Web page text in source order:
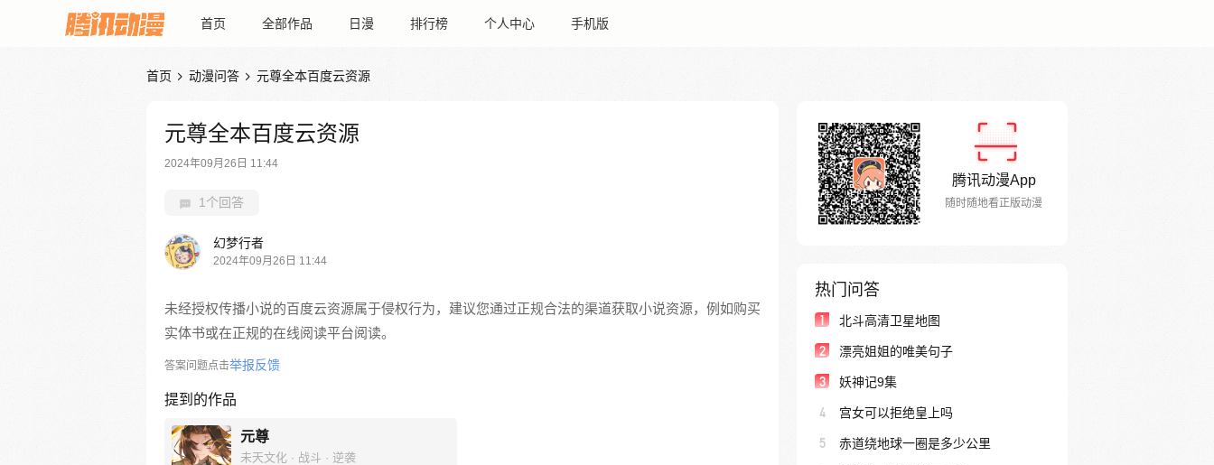
首页 全部作品 日漫 排行榜 个人中心 手机版
首页  动漫问答  元尊全本百度云资源
元尊全本百度云资源
2024年09月26日 11:44
1个回答
幻梦行者
2024年09月26日 11:44
未经授权传播小说的百度云资源属于侵权行为，建议您通过正规合法的渠道获取小说资源，例如购买
实体书或在正规的在线阅读平台阅读。
答案问题点击举报反馈
提到的作品
元尊
未天文化 · 战斗 · 逆袭
腾讯动漫App
随时随地看正版动漫
热门问答
1 北斗高清卫星地图
2 漂亮姐姐的唯美句子
3 妖神记9集
4 宫女可以拒绝皇上吗
5 赤道绕地球一圈是多少公里